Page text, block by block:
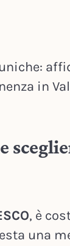
in Val
, è
una